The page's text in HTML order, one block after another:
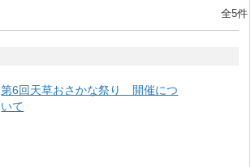
全5件
第6回天草おさかな祭り 開催につ
いて